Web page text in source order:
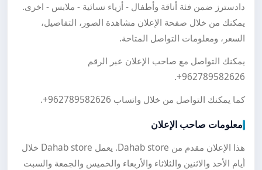
دادسترز ضمن فئة أناقة وأطفال - أزياء نسائية - ملابس - اخرى.
يمكنك من خلال صفحة الإعلان مشاهدة الصور، التفاصيل،
السعر، ومعلومات التواصل المتاحة.
يمكنك التواصل مع صاحب الإعلان عبر الرقم
+962789582626
.
كما يمكنك التواصل من خلال واتساب +962789582626
.
معلومات صاحب الإعلان
هذا الإعلان مقدم من Dahab store. يعمل Dahab store خلال
أيام الأحد والاثنين والثلاثاء والأربعاء والخميس والجمعة والسبت